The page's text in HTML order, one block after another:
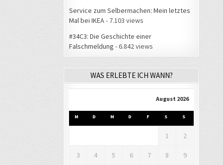
Service zum Selbermachen: Mein letztes
Mal bei IKEA - 7.103 views
#34C3: Die Geschichte einer
Falschmeldung - 6.842 views
WAS ERLEBTE ICH WANN?
August 2026
M D M D F S S
1 2
3 4 5 6 7 8 9